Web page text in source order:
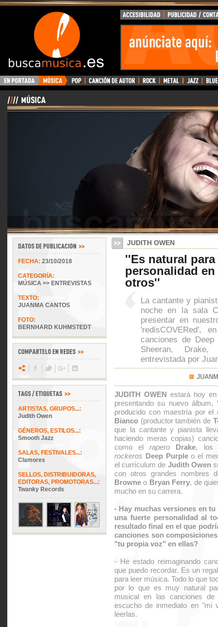
BuscaMusica.es
FECHA: 23/10/2018
CATEGORÍA:
MÚSICA >> ENTREVISTAS
TEXTO:
JUANMA CANTOS
FOTO:
BERNHARD KUHMSTEDT
ARTISTAS, GRUPOS...:
Judith Owen
GÉNEROS, ESTILOS...:
Smooth Jazz
SALAS, FESTIVALES...:
Clamores
SELLOS, DISTRIBUIDORAS,
EDITORAS, PROMOTORAS...:
Twanky Records
JUDITH OWEN
''Es natural
personalidad
otros''
La cantante y
noche en la sala
presentar en
'redisCOVERed',
canciones de Deep
Sheeran,
entrevistada por
JUDITH OWEN estará hoy
presentando su nuevo álbum,
producido con maestría por el
Bianco (productor también de
que la cantante y pianista
haciendo meras copias)
como elrapero Drake,
rockeros Deep Purpleo el
el currículum de Judith Owen
con otros grandes nombres
Browne o Bryan Ferry, de
mucho en su carrera.
- Hay muchas versiones en
una fuerte personalidad al
resultado final en el que
canciones son
"tu propia voz" en ellas?
- He estado reimaginando
que puedo recordar. Es un
para leer música. Todo lo que
por lo que es muy natural
musical en las canciones
escucho de inmediato en
leerlas.